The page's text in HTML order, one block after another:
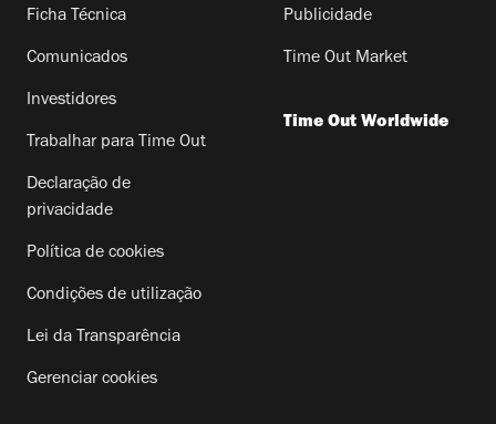
Ficha Técnica
Comunicados
Investidores
Trabalhar para Time Out
Declaração de
privacidade
Política de cookies
Condições de utilização
Lei da Transparência
Gerenciar cookies
Publicidade
Time Out Market
Time Out Worldwide